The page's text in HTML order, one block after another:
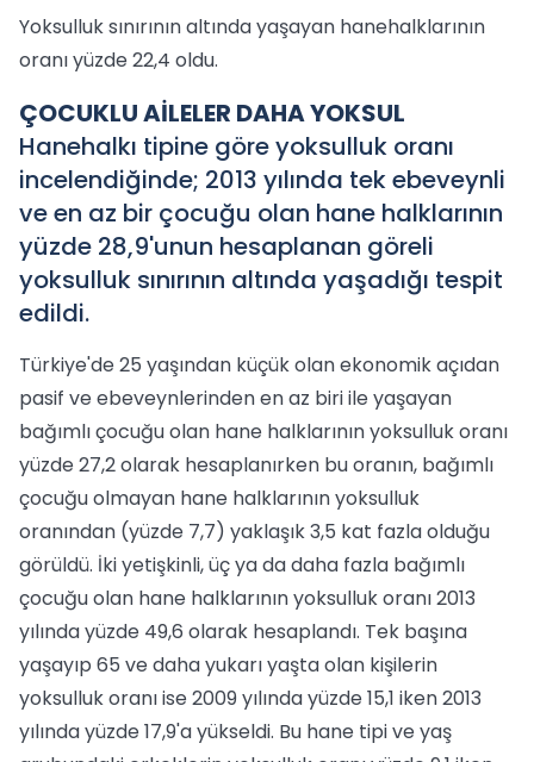
Yoksulluk sınırının altında yaşayan hanehalklarının
oranı yüzde 22,4 oldu.
ÇOCUKLU AİLELER DAHA YOKSUL
Hanehalkı tipine göre yoksulluk oranı
incelendiğinde; 2013 yılında tek ebeveynli
ve en az bir çocuğu olan hane halklarının
yüzde 28,9'unun hesaplanan göreli
yoksulluk sınırının altında yaşadığı tespit
edildi.
Türkiye'de 25 yaşından küçük olan ekonomik açıdan
pasif ve ebeveynlerinden en az biri ile yaşayan
bağımlı çocuğu olan hane halklarının yoksulluk oranı
yüzde 27,2 olarak hesaplanırken bu oranın, bağımlı
çocuğu olmayan hane halklarının yoksulluk
oranından (yüzde 7,7) yaklaşık 3,5 kat fazla olduğu
görüldü. İki yetişkinli, üç ya da daha fazla bağımlı
çocuğu olan hane halklarının yoksulluk oranı 2013
yılında yüzde 49,6 olarak hesaplandı. Tek başına
yaşayıp 65 ve daha yukarı yaşta olan kişilerin
yoksulluk oranı ise 2009 yılında yüzde 15,1 iken 2013
yılında yüzde 17,9'a yükseldi. Bu hane tipi ve yaş